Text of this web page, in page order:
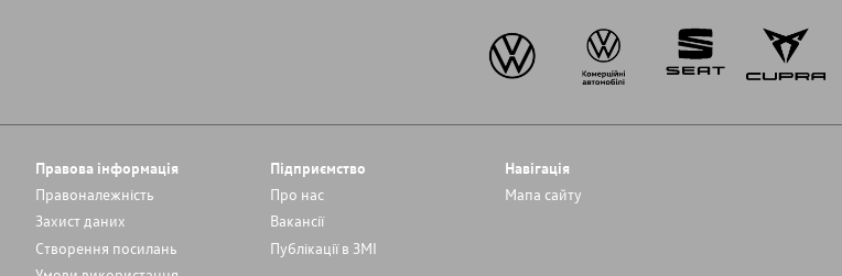
Правова інформація
Правоналежність
Захист даних
Cтворення посилань
Підприємство
Про нас
Вакансії
Публікації в ЗМІ
Навігація
Мапа сайту